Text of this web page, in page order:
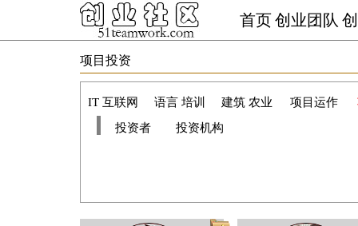
首页创业团队
项目投资
IT 互联网 语言 培训 建筑 农业 项目运作
投资者
投资机构